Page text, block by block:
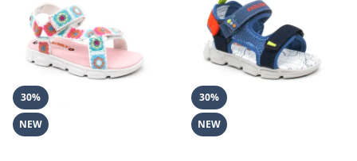
30%
NEW
30%
NEW